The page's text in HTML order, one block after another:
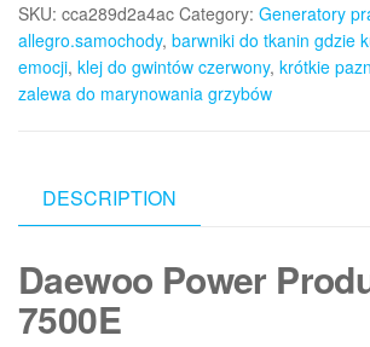
SKU: cca289d2a4ac Category: Generatory
allegro.samochody, barwniki do tkanin gdzie
emocji, klej do gwintów czerwony, krótkie
zalewa do marynowania grzybów
DESCRIPTION
Daewoo Power
7500E